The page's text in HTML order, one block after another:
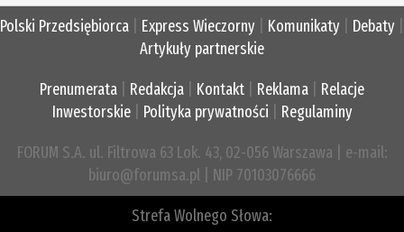
Polski Przedsiębiorca Express Wieczorny Komunikaty Debaty
Artykuły partnerskie
Prenumerata Redakcja Kontakt Reklama
Relacje
Inwestorskie| Polityka prywatności Regulaminy
FORUM S.A. ul. Filtrowa 63 Lok. 43, 02-056 Warszawa | e-mail:
biuro@forumsa.pl | NIP 70103076666
Strefa Wolnego Słowa: